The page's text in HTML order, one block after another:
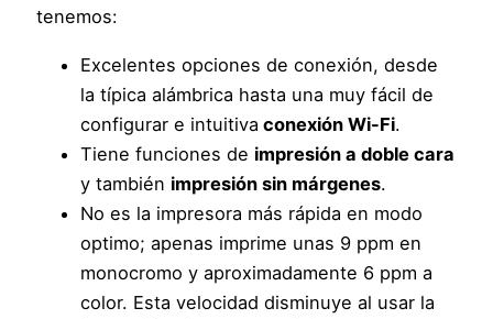
tenemos:
Excelentes opciones de conexión, desde
la típica alámbrica hasta una muy fácil de
configurar e intuitiva conexión Wi-Fi.
Tiene funciones de impresión a doble cara
y también impresión sin márgenes.
No es la impresora más rápida en modo
optimo; apenas imprime unas 9 ppm en
monocromo y aproximadamente 6 ppm a
color. Esta velocidad disminuye al usar la